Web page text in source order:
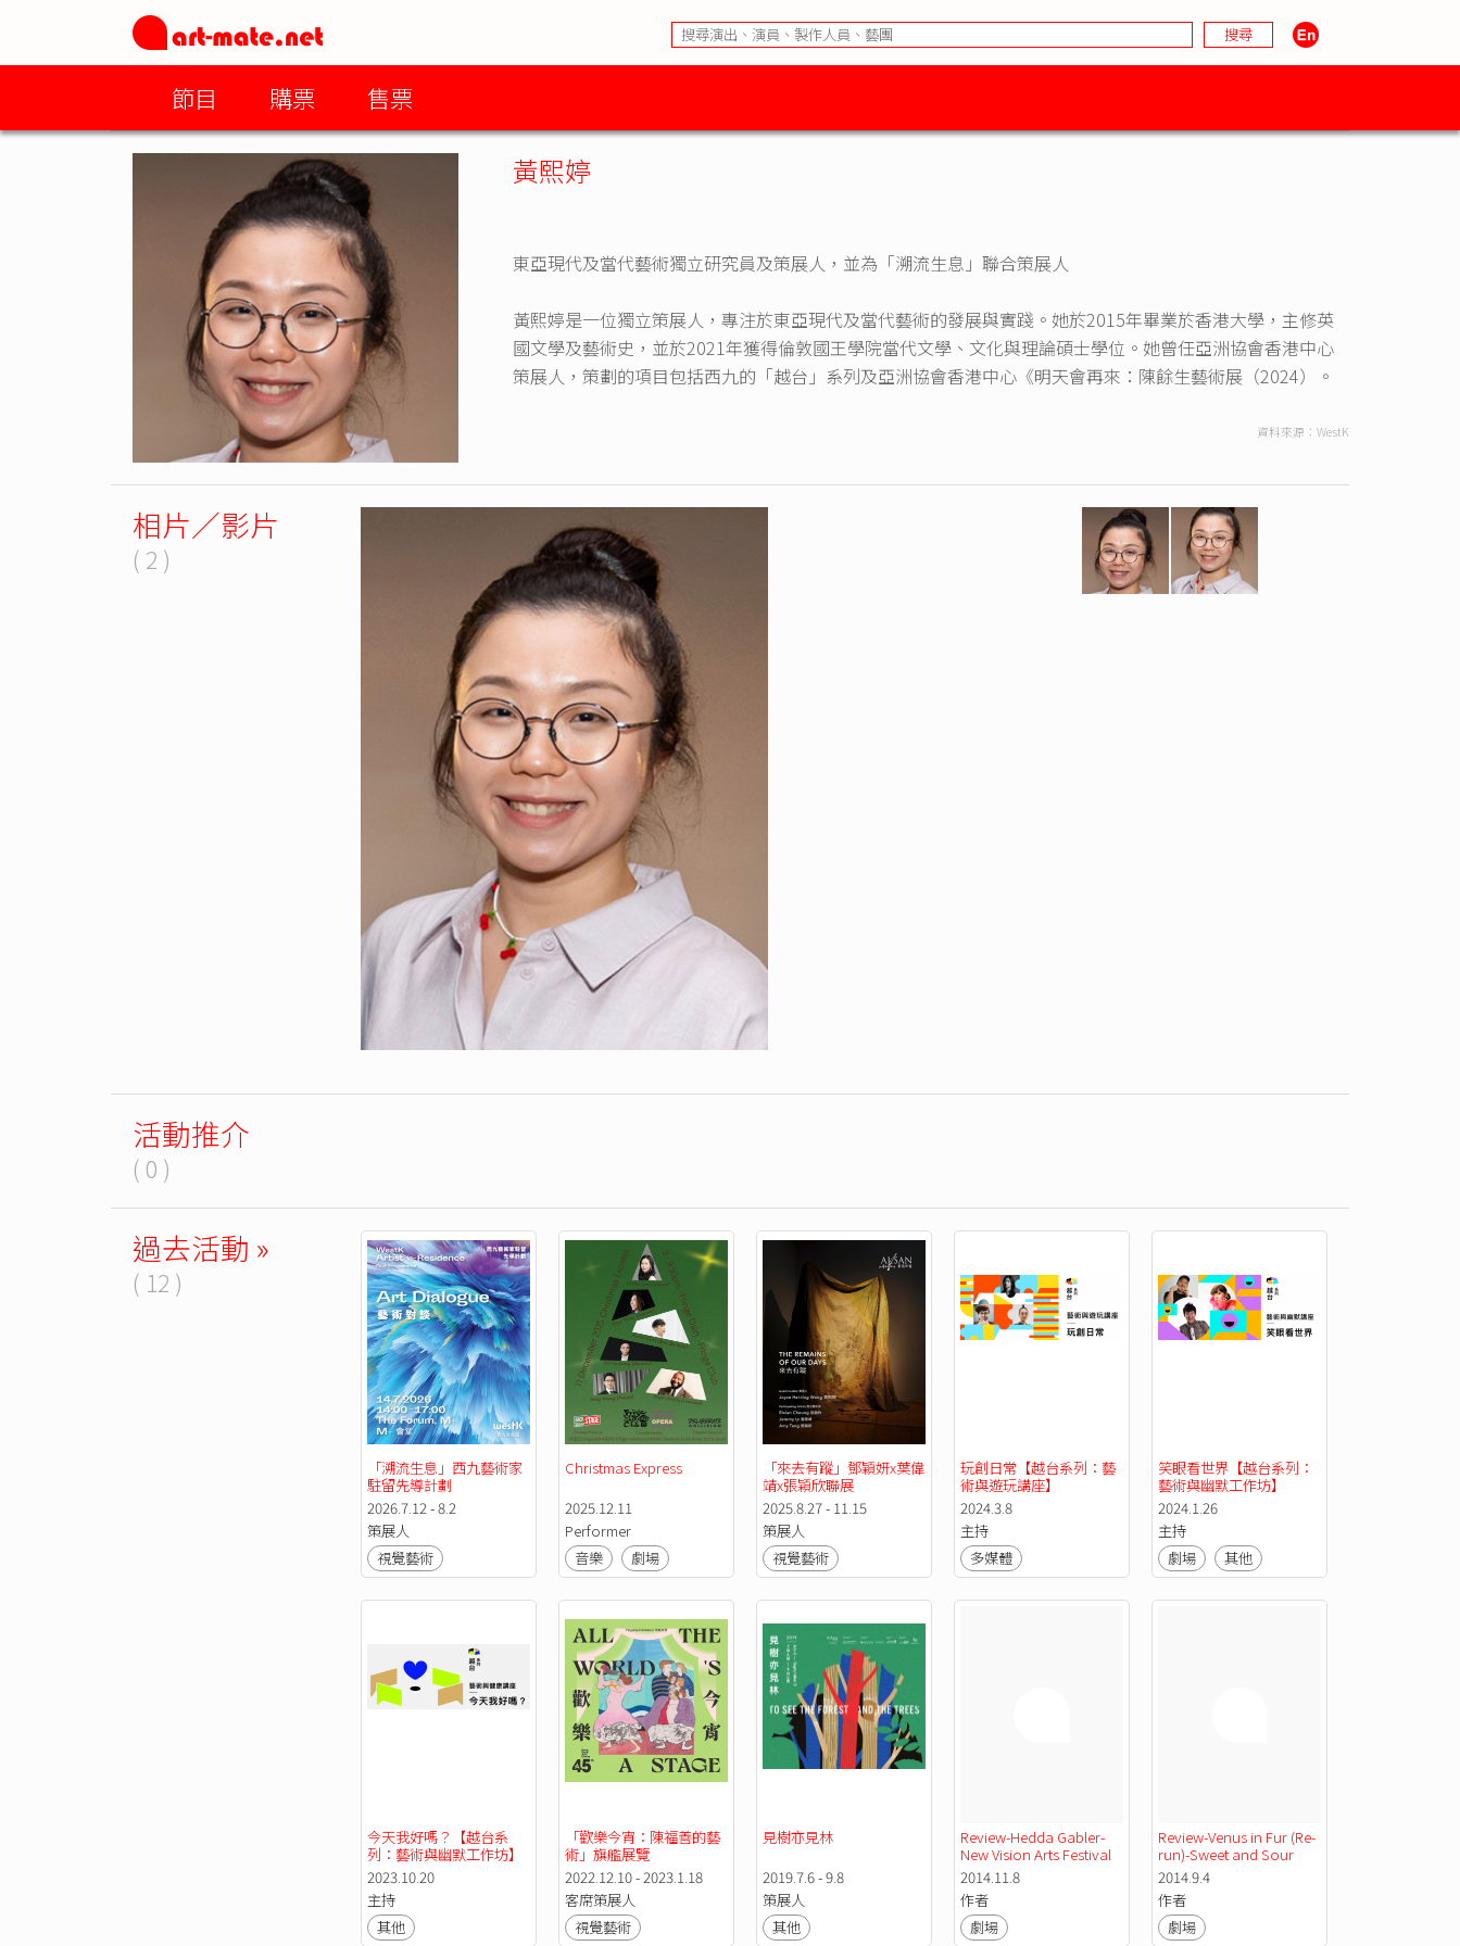
節目 購票 售票
黃熙婷
東亞現代及當代藝術獨立研究員及策展人，並為「溯流生息」聯合策展人
黃熙婷是一位獨立策展人，專注於東亞現代及當代藝術的發展與實踐。她於2015年畢業於香港大學，主修英
國文學及藝術史，並於2021年獲得倫敦國王學院當代文學、文化與理論碩士學位。她曾任亞洲協會香港中心
策展人，策劃的項目包括西九的「越台」系列及亞洲協會香港中心《明天會再來：陳餘生藝術展（2024）。
資料來源：WestK
相片／影片
( 2 )
活動推介
( 0 )
過去活動 »
( 12 )
「溯流生息」西九藝術家
駐留先導計劃
2026.7.12 - 8.2
策展人
視覺藝術
Christmas Express
2025.12.11
Performer
音樂
劇場
「來去有蹤」鄧穎妍x葉偉
靖x張穎欣聯展
2025.8.27 - 11.15
策展人
視覺藝術
玩創日常【越台系列：藝
術與遊玩講座】
2024.3.8
主持
多媒體
笑眼看世界【越台系列：
藝術與幽默工作坊】
2024.1.26
主持
劇場
其他
今天我好嗎？【越台系
列：藝術與幽默工作坊】
2023.10.20
主持
其他
「歡樂今宵：陳福善的藝
術」旗艦展覽
2022.12.10 - 2023.1.18
客席策展人
視覺藝術
見樹亦見林
2019.7.6 - 9.8
策展人
其他
Review-Hedda Gabler-
New Vision Arts Festival
2014.11.8
作者
劇場
Review-Venus in Fur (Re-
run)-Sweet and Sour
Productions
2014.9.4
作者
劇場